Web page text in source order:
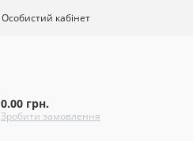
Особистий кабінет
0.00 грн.
Зробити замовлення